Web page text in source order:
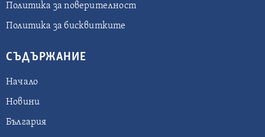
Политика за поверителност
Политика за бисквитките
СЪДЪРЖАНИЕ
Начало
Новини
България